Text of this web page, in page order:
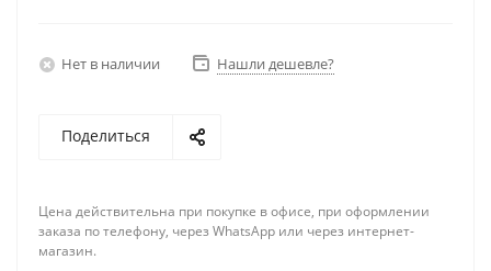
Нет в наличии Нашли дешевле?
Поделиться
Цена действительна при покупке в офисе, при оформлении
заказа по телефону, через WhatsApp или через интернет-
магазин.